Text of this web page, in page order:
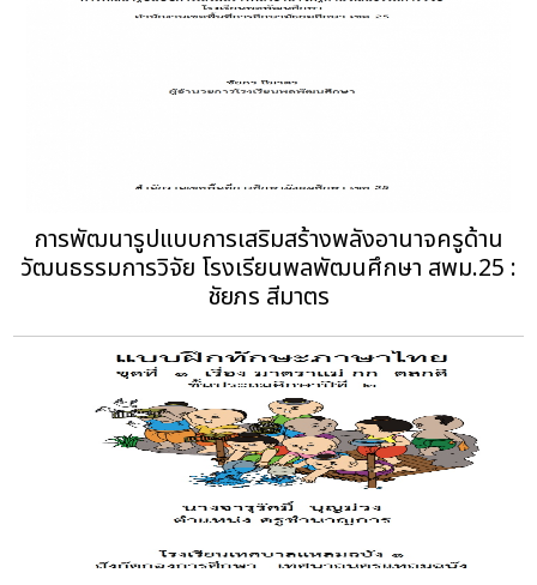
การพัฒนารูปแบบการเสริมสร้างพลังอานาจครูด้าน
วัฒนธรรมการวิจัย โรงเรียนพลพัฒนศึกษา สพม.25 :
ชัยภร สีมาตร